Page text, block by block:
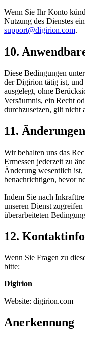
Wenn Sie Ihr Konto
Nutzung des Dienstes
support@digirion.com.
10.
Diese Bedingungen
der Digirion tätig ist,
ausgelegt, ohne
Versäumnis, ein Recht
durchzusetzen, gilt nicht
11.
Wir behalten uns das
Ermessen jederzeit zu
Änderung wesentlich
benachrichtigen, bevor
Indem Sie nach
unseren Dienst
überarbeiteten
12.
Wenn Sie Fragen zu
bitte:
Digirion
Website: digirion.com
Anerkennung